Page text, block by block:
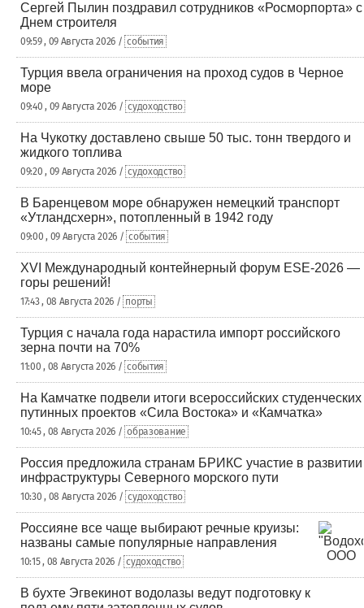
Сергей Пылин поздравил сотрудников «Росморпорта» с
Днем строителя
09:59 , 09 Августа 2026 / события
Турция ввела ограничения на проход судов в Черное
море
09:40 , 09 Августа 2026 / судоходство
На Чукотку доставлено свыше 50 тыс. тонн твердого и
жидкого топлива
09:20 , 09 Августа 2026 / судоходство
В Баренцевом море обнаружен немецкий транспорт
«Утландсхерн», потопленный в 1942 году
09:00 , 09 Августа 2026 / события
XVI Международный контейнерный форум ESE-2026 —
горы решений!
17:43 , 08 Августа 2026 / порты
Турция с начала года нарастила импорт российского
зерна почти на 70%
11:00 , 08 Августа 2026 / события
На Камчатке подвели итоги всероссийских студенческих
путинных проектов «Сила Востока» и «Камчатка»
10:45 , 08 Августа 2026 / образование
Россия предложила странам БРИКС участие в развитии
инфраструктуры Северного морского пути
10:30 , 08 Августа 2026 / судоходство
Россияне все чаще выбирают речные круизы:
названы самые популярные направления
10:15 , 08 Августа 2026 / судоходство
В бухте Эгвекинот водолазы ведут подготовку к